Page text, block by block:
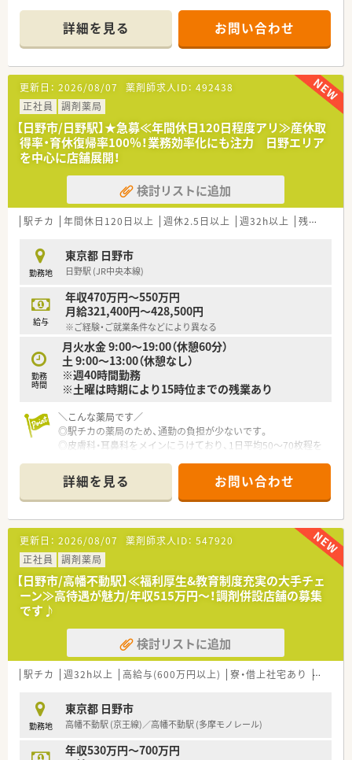
【店舗情報と応需状況について】
■最寄り駅である豊田駅や南平駅から徒歩10分ほどの距離に位
置しており、毎日の通勤にも大変便利な店舗です。
■内科や小児科一般をはじめ救急外来や在宅医療まで幅広く対
応しており、1日あたり約80枚の処方箋を応需します。
■複数の主要な医療機関から応需しているため、幅広い疾患の処
方に触れながら知識を深めることができる薬局です。
【募集背景と求める人物像について】
■体制強化に伴う欠員補充として、将来的に店舗を引っ張ってい
ただける管理薬剤師候補の正社員を募集しています。
■調剤薬局での実務経験があり、入社後半年から1年後を目安に
管理職へのステップアップを目指せる方を求めます。
■在宅医療にも積極的に取り組む店舗のため、自動車の運転業務
【法人特徴について】
■日野市や八王子市などの多摩エリアを中心に26店舗を展開し
ており、地域に根ざしたドミナント運営が強みです。
■総合病院門前から在宅特化型まで多様な店舗形態を持ってお
り、大手に準ずる充実した福利厚生が整っています。
■全店で電子薬歴やクラウドシステムを導入しており、最先端の
AI薬歴システムの導入も予定している先進的な企業です。
【勤務実態について】
■完全週休2日制を基本としながら、店舗によっては週休3日（年
■全社平均の残業時間は月10時間程度と非常に少なく、有給休
暇の消化率も約88％と高い実績を維持しています。
■大手チェーンに引けを取らない育児時短制度があり、お子様が
詳細を見る お問い合わせ
更新日： 2026/08/07 薬剤師求人ID： 492438
正社員
調剤薬局
【日野市/日野駅】★急募≪年間休日120日程度アリ≫産休取
得率・育休復帰率100％！業務効率化にも注力 日野エリア
を中心に店舗展開！
検討リストに追加
駅チカ 年間休日120日以上 週休2.5日以上 週32h以上 残業なし(ほぼなし含む)
勤務地
東京都 日野市
日野駅 (JR中央本線)
給与
年収470万円～550万円
月給321,400円～428,500円
※ご経験・ご就業条件などにより異なる
勤務
時間
月火水金 9:00～19:00（休憩60分）
土 9:00～13:00（休憩なし）
※週40時間勤務
※土曜は時期により15時位までの残業あり
＼こんな薬局です／
◎駅チカの薬局のため、通勤の負担が少ないです。
◎皮膚科・耳鼻科をメインにうけており、1日平均50～70枚程を
＼こんな方を求めています／
◎調剤経験者の方
◎在宅への前向きな意向をもっている方。配達・訪問などがある
ため、お車の免許をお持ちの方。
◎これからも出店を進める考えの為、会社の発展に応じて、薬局
長やマネジメント層を目指したい、若手薬剤師さんも歓迎いたし
ます。
＼こんな企業です／
している会社です。
■東京多摩地区に集中して店舗展開をしていますので、転居を伴
う転勤もなく地域に根付いたご就業が可能です。
■店舗形態も総合病院前薬局や広域型薬局、在宅特化型薬局等幅
＼在宅業務への取り組みについて／
■在宅医療に積極的に取り組んでおり、クリーンベンチを完備し
た店舗や往診同行を行っている店舗もあります。
■府中市に在宅調剤センターを開局し、専門性を高めることで効
詳細を見る お問い合わせ
更新日： 2026/08/07 薬剤師求人ID： 547920
正社員
調剤薬局
【日野市/高幡不動駅】≪福利厚生&教育制度充実の大手チェ
ーン≫高待遇が魅力/年収515万円～！調剤併設店舗の募集
です♪
検討リストに追加
駅チカ 週32h以上 高給与(600万円以上) 寮・借上社宅あり 住宅補
勤務地
東京都 日野市
高幡不動駅 (京王線)／高幡不動駅 (多摩モノレール)
年収530万円～700万円